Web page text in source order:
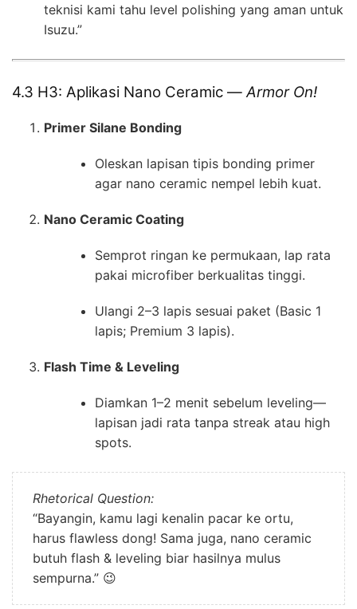
teknisi kami tahu level polishing yang aman untuk
Isuzu.”
4.3 H3: Aplikasi Nano Ceramic — Armor On!
Primer Silane Bonding
Oleskan lapisan tipis bonding primer
agar nano ceramic nempel lebih kuat.
Nano Ceramic Coating
Semprot ringan ke permukaan, lap rata
pakai microfiber berkualitas tinggi.
Ulangi 2–3 lapis sesuai paket (Basic 1
lapis; Premium 3 lapis).
Flash Time & Leveling
Diamkan 1–2 menit sebelum leveling—
lapisan jadi rata tanpa streak atau high
spots.
Rhetorical Question:
“Bayangin, kamu lagi kenalin pacar ke ortu,
harus flawless dong! Sama juga, nano ceramic
butuh flash & leveling biar hasilnya mulus
sempurna.” 😉